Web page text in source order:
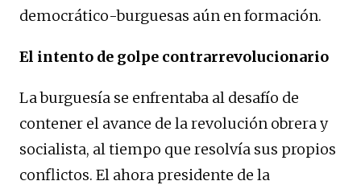
democrático-burguesas aún en formación.
El intento de golpe contrarrevolucionario
La burguesía se enfrentaba al desafío de
contener el avance de la revolución obrera y
socialista, al tiempo que resolvía sus propios
conflictos. El ahora presidente de la